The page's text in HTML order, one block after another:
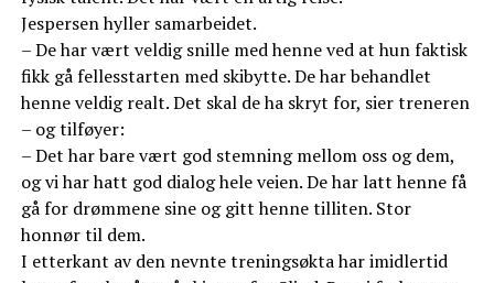
Jespersen hyller samarbeidet.
– De har vært veldig snille med henne ved at hun faktisk
fikk gå fellesstarten med skibytte. De har behandlet
henne veldig realt. Det skal de ha skryt for, sier treneren
– og tilføyer:
– Det har bare vært god stemning mellom oss og dem,
og vi har hatt god dialog hele veien. De har latt henne få
gå for drømmene sine og gitt henne tilliten. Stor
honnør til dem.
I etterkant av den nevnte treningsøkta har imidlertid